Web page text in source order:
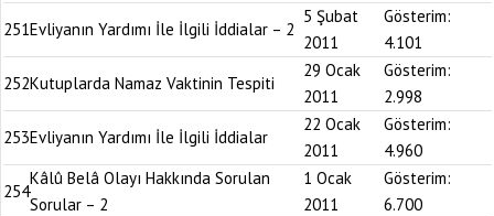
251Evliyanın Yardımı İle İlgili İddialar – 2
5 Şubat
2011
Gösterim:
4.101
252Kutuplarda Namaz Vaktinin Tespiti
29 Ocak
2011
Gösterim:
2.998
253Evliyanın Yardımı İle İlgili İddialar
22 Ocak
2011
Gösterim:
4.960
254
Kâlû Belâ Olayı Hakkında Sorulan
Sorular – 2
1 Ocak
2011
Gösterim:
6.700